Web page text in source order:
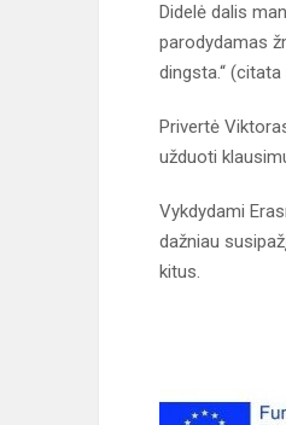
Didelė dalis
parodydamas
dingsta.“
Privertė
užduoti
Vykdydami
dažniau
kitus.